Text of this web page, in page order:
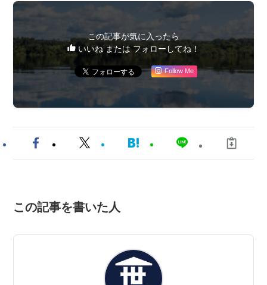
この記事が気に入ったら
いいね または フォローしてね！
Follow Me
この記事を書いた人